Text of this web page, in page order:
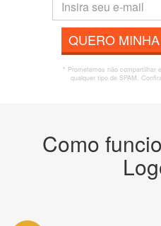
QUERO
* Prometemos não compartilhar
qualquer tipo de SPAM.
Como